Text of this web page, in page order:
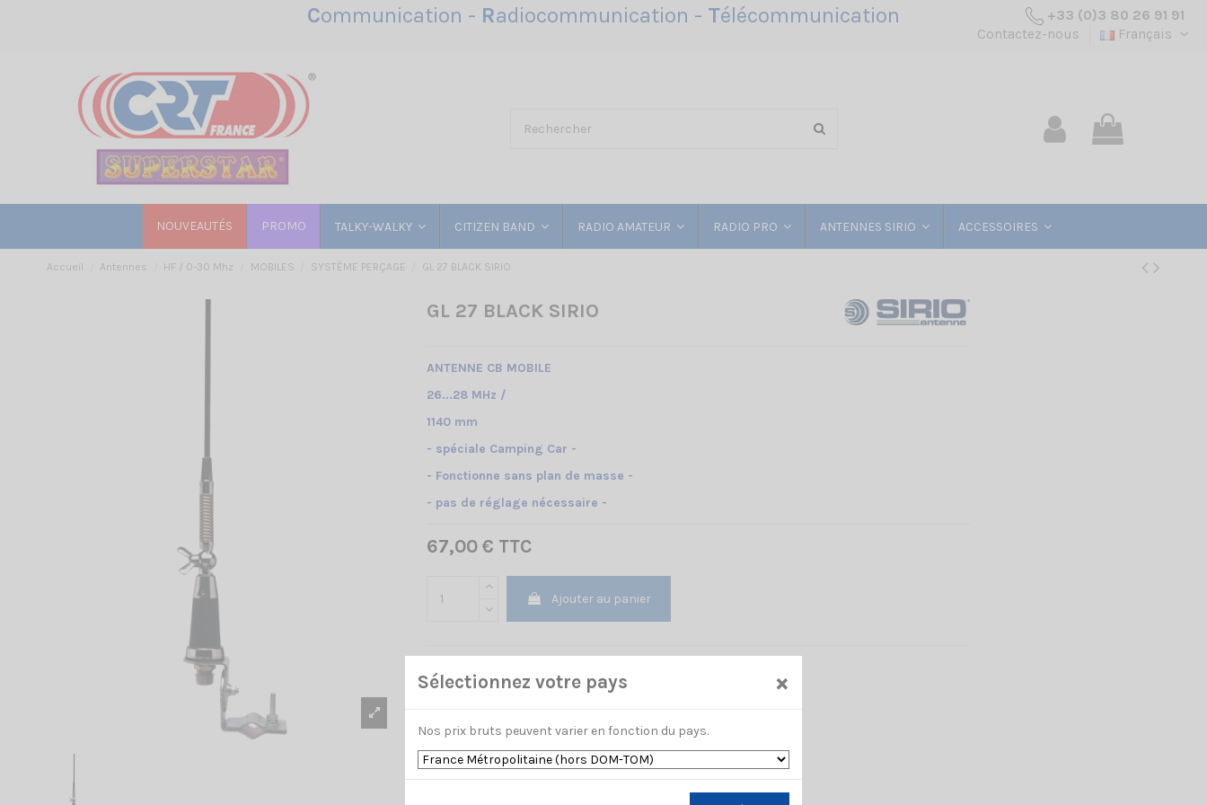
Communication - Radiocommunication - Télécommunication
+33 (0)3 80 26 91 91
Contactez-nous
Français
NOUVEAUTÉS PROMO TALKY-WALKY CITIZEN BAND RADIO AMATEUR RADIO PRO ANTENNES SIRIO ACCESSOIRES
Accueil Antennes HF / 0-30 Mhz MOBILES SYSTÈME PERÇAGE GL 27 BLACK SIRIO
GL 27 BLACK SIRIO
ANTENNE CB MOBILE
26...28 MHz /
1140 mm
- spéciale Camping Car -
- Fonctionne sans plan de masse -
- pas de réglage nécessaire -
67,00 € TTC
Ajouter au panier
Sélectionnez votre pays ×
Nos prix bruts peuvent varier en fonction du pays.